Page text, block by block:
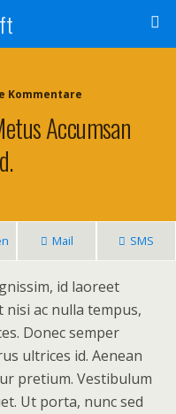
Kommentare
Accumsan
Mail SMS
id laoreet
ac nulla tempus,
Donec semper
ultrices id. Aenean
pretium. Vestibulum
Ut porta, nunc sed